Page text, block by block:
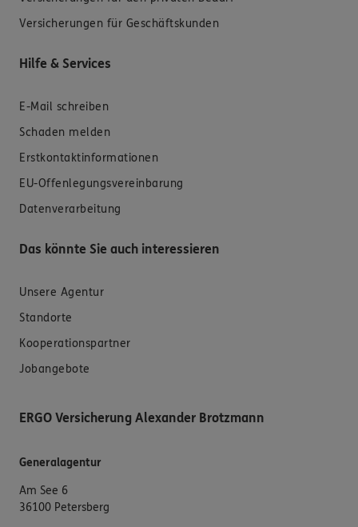
Versicherungen für Geschäftskunden
Hilfe & Services
E-Mail schreiben
Schaden melden
Erstkontaktinformationen
EU-Offenlegungsvereinbarung
Datenverarbeitung
Das könnte Sie auch interessieren
Unsere Agentur
Standorte
Kooperationspartner
Jobangebote
ERGO Versicherung Alexander Brotzmann
Generalagentur
Am See 6
36100 Petersberg